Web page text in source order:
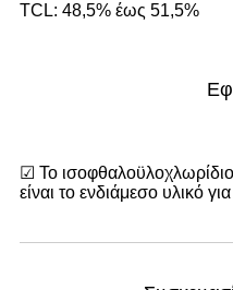
TCL: 48,5% έως 51,5%
☑ Το
είναι το ενδιάμεσο υλικό